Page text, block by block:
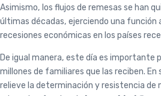
Asimismo, los flujos de remesas se han
últimas décadas, ejerciendo una función
recesiones económicas en los países
De igual manera, este día es importante
millones de familiares que las reciben.
relieve la determinación y resistencia de